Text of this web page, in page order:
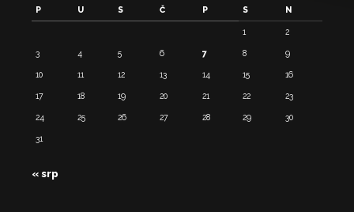
P U S Č P S N
1 2
3 4 5 6 7 8 9
10 11 12 13 14 15 16
17 18 19 20 21 22 23
24 25 26 27 28 29 30
31
« srp